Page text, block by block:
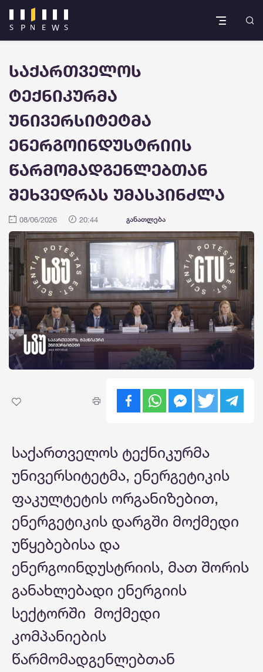
საქართველოს
ტექნიკურმა
უნივერსიტეტმა
ენერგოინდუსტრიის
წარმომადგენლებთან
შეხვედრას უმასპინძლა
08/06/2026 20:44 განათლება
საქართველოს ტექნიკურმა
უნივერსიტეტმა, ენერგეტიკის
ფაკულტეტის ორგანიზებით,
ენერგეტიკის დარგში მოქმედი
უწყებებისა და
ენერგოინდუსტრიის, მათ შორის
განახლებადი ენერგიის
სექტორში მოქმედი
კომპანიების
წარმომადგენლებთან